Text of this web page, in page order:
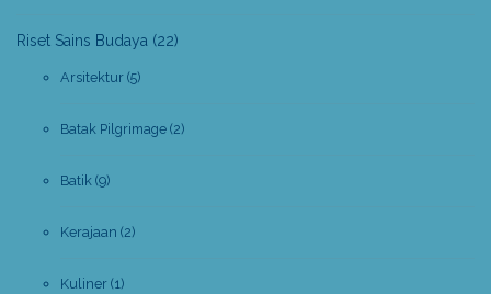
Riset Sains Budaya (22)
Arsitektur (5)
Batak Pilgrimage (2)
Batik (9)
Kerajaan (2)
Kuliner (1)